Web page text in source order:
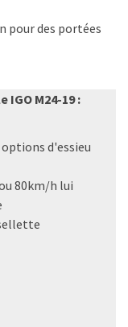
pour des portées
M24-19 :
d'essieu
80km/h lui